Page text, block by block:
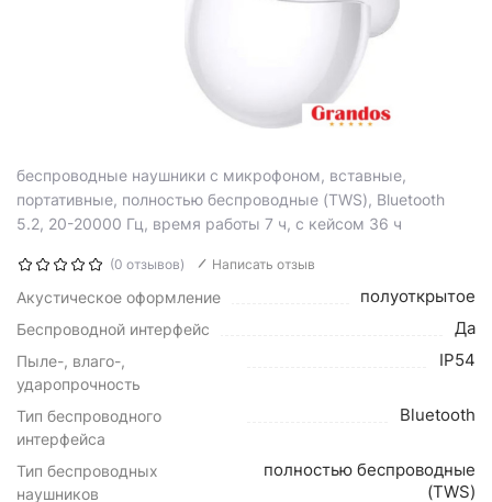
беспроводные наушники с микрофоном, вставные,
портативные, полностью беспроводные (TWS), Bluetooth
5.2, 20-20000 Гц, время работы 7 ч, с кейсом 36 ч
(0 отзывов) Написать отзыв
Акустическое оформление полуоткрытое
Беспроводной интерфейс Да
Пыле-, влаго-,
ударопрочность
IP54
Тип беспроводного
интерфейса
Bluetooth
Тип беспроводных
наушников
полностью беспроводные
(TWS)